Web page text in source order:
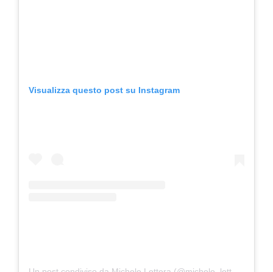
Visualizza questo post su Instagram